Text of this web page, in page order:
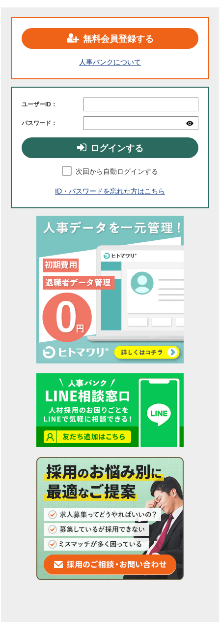
無料会員登録する
人事バンクについて
ユーザーID：
パスワード：
ログインする
次回から自動ログインする
ID・パスワードを忘れた方はこちら